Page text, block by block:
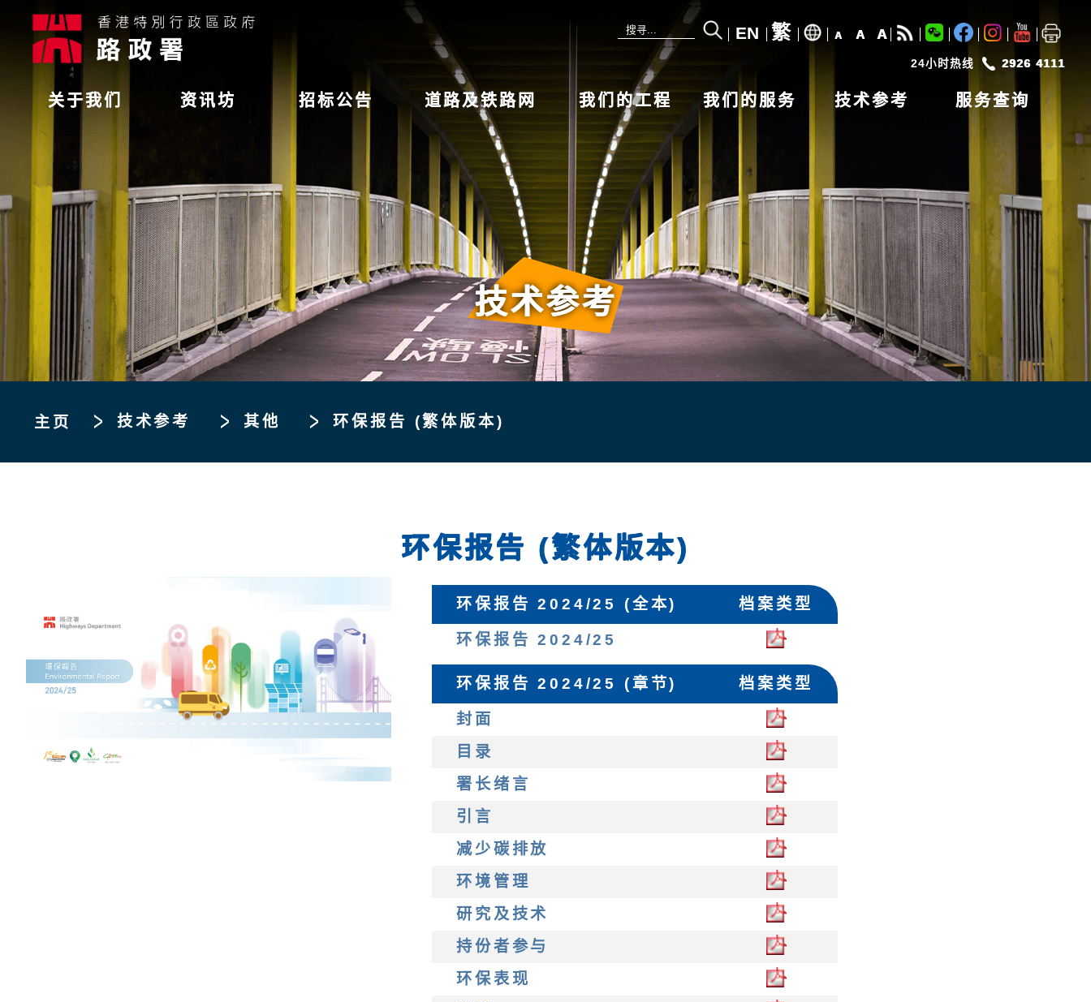
EN 繁 A A A
24小时热线 2926 4111
关于我们 资讯坊 招标公告 道路及铁路网 我们的工程 我们的服务 技术参考 服务查询
主页
技术参考
技术参考 其他 环保报告 (繁体版本)
环保报告 (繁体版本)
环保报告 2024/25 (全本) 档案类型
环保报告 2024/25
环保报告 2024/25 (章节) 档案类型
封面
目录
署长绪言
引言
减少碳排放
环境管理
研究及技术
持份者参与
环保表现